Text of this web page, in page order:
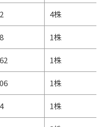
4株
1株
1株
1株
1株